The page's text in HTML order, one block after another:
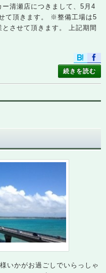
清瀬店につきまして、5月4
て頂きます。 ※整備工場は5
させて頂きます。 上記期間
続きを読む
いかがお過ごしでいらっしゃ